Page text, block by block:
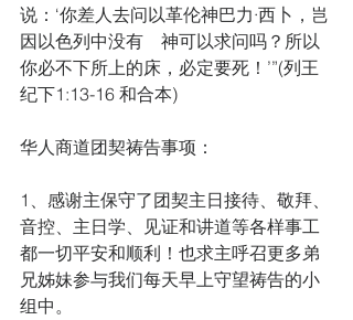
说：‘你差人去问以革伦神巴力·西卜，岂
因以色列中没有　神可以求问吗？所以
你必不下所上的床，必定要死！’”(列王
纪下1:13-16 和合本)
华人商道团契祷告事项：
1、感谢主保守了团契主日接待、敬拜、
音控、主日学、见证和讲道等各样事工
都一切平安和顺利！也求主呼召更多弟
兄姊妹参与我们每天早上守望祷告的小
组中。